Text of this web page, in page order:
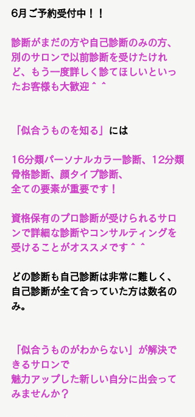
6月ご予約受付中！！
診断がまだの方や自己診断のみの方、
別のサロンで以前診断を受けたけれ
ど、もう一度詳しく診てほしいといっ
たお客様も大歓迎＾＾
「似合うものを知る」 には
16分類パーソナルカラー診断、12分類
骨格診断、顔タイプ診断、
全ての要素が重要です！
資格保有のプロ診断が受けられるサロ
ンで詳細な診断やコンサルティングを
受けることがオススメです＾＾
どの診断も自己診断は非常に難しく、
自己診断が全て合っていた方は数名の
み。
「似合うものがわからない」が解決で
きるサロンで
魅力アップした新しい自分に出会って
みませんか？